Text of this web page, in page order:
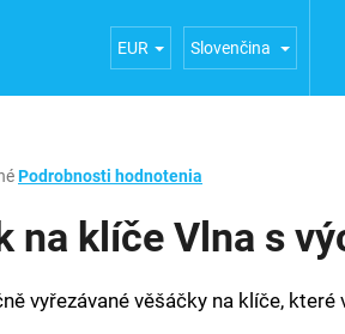
Ubytovanie na FUERTE
EUR Slovenčina
Podrobnosti hodnotenia
na klíče Vlna s
vyřezávané věšáčky na klíče,